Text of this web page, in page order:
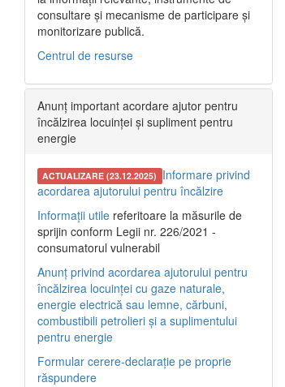
consultare și mecanisme de participare și
monitorizare publică.
Centrul de resurse
Anunț important acordare ajutor pentru
încălzirea locuinței și supliment pentru
energie
ACTUALIZARE (23.12.2025) Informare privind
acordarea ajutorului pentru încălzire
Informații utile referitoare la măsurile de
sprijin conform Legii nr. 226/2021 -
consumatorul vulnerabil
Anunț privind acordarea ajutorului pentru
încălzirea locuinței cu gaze naturale,
energie electrică sau lemne, cărbuni,
combustibili petrolieri și a suplimentului
pentru energie
Formular cerere-declarație pe proprie
răspundere